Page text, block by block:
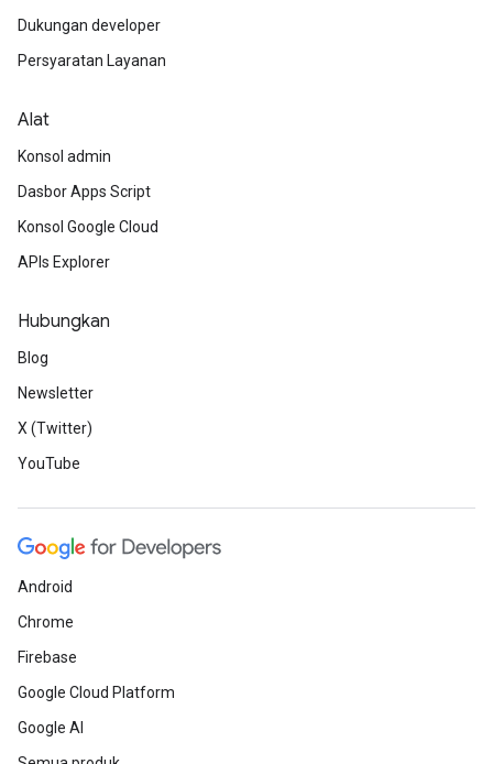
Dukungan developer
Persyaratan Layanan
Alat
Konsol admin
Dasbor Apps Script
Konsol Google Cloud
APIs Explorer
Hubungkan
Blog
Newsletter
X (Twitter)
YouTube
Android
Chrome
Firebase
Google Cloud Platform
Google AI